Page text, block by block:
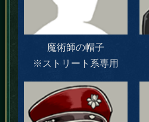
魔術師の帽子
※ストリート系専用